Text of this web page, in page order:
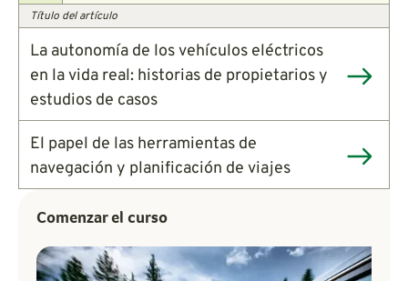
Título del artículo
La autonomía de los vehículos eléctricos
en la vida real: historias de propietarios y
estudios de casos
El papel de las herramientas de
navegación y planificación de viajes
Comenzar el curso